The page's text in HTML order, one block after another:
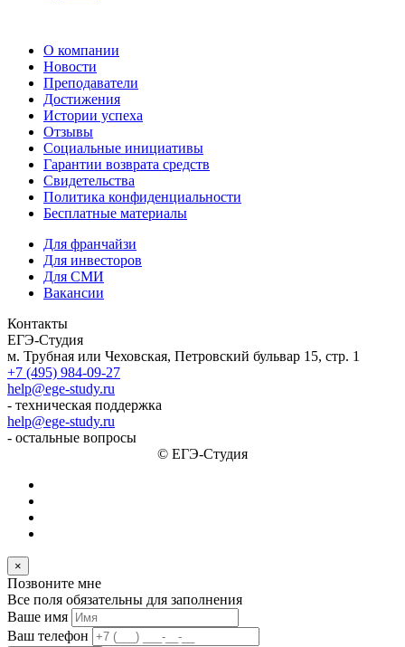
О компании
Новости
Преподаватели
Достижения
Истории успеха
Отзывы
Социальные инициативы
Гарантии возврата средств
Свидетельства
Политика конфиденциальности
Бесплатные материалы
Для франчайзи
Для инвесторов
Для СМИ
Вакансии
Контакты
ЕГЭ-Студия
м. Трубная или Чеховская, Петровский бульвар 15, стр. 1
+7 (495) 984-09-27
help@ege-study.ru
- техническая поддержка
help@ege-study.ru
- остальные вопросы
© ЕГЭ-Студия
×
Позвоните мне
Все поля обязательны для заполнения
Ваше имя
Ваш телефон